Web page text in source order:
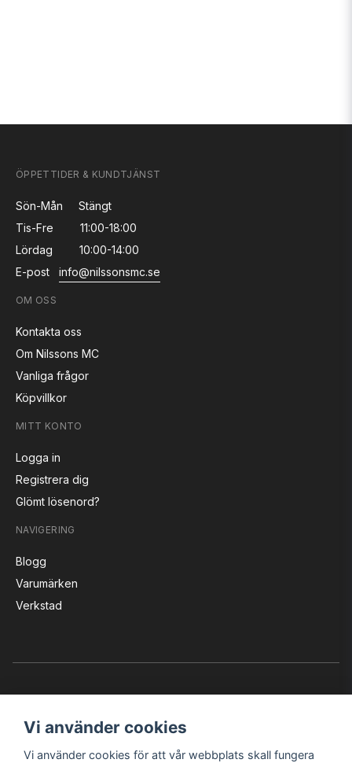
ÖPPETTIDER & KUNDTJÄNST
Sön-Mån
Stängt
Tis-Fre
11:00-18:00
Lördag
10:00-14:00
E-post
info@nilssonsmc.se
OM OSS
Kontakta oss
Om Nilssons MC
Vanliga frågor
Köpvillkor
MITT KONTO
Logga in
Registrera dig
Glömt lösenord?
NAVIGERING
Blogg
Varumärken
Verkstad
Vi använder cookies
Vi använder cookies för att vår webbplats skall fungera